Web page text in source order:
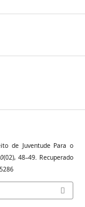
de Juventude Para o
(02), 48–49. Recuperado